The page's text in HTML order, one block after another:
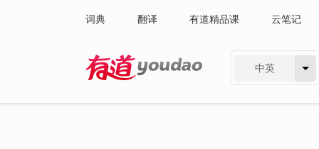
词典 翻译 有道精品课 云笔记
中英